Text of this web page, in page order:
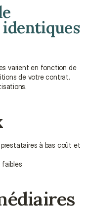
varient en fonction de
de votre contrat.
à bas coût et
faibles